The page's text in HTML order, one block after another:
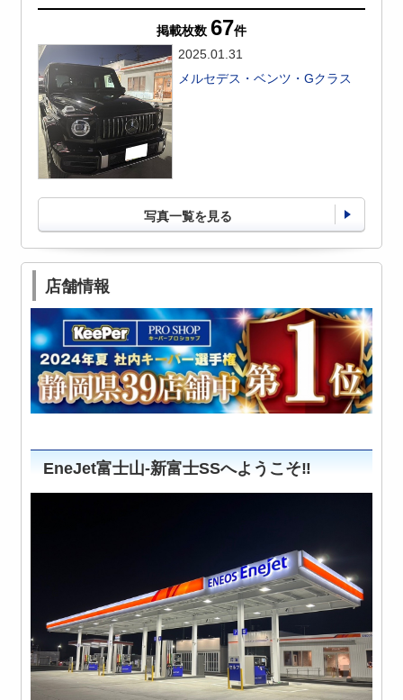
掲載枚数 67件
2025.01.31
メルセデス・ベンツ・Gクラス
写真一覧を見る
店舗情報
EneJet富士山-新富士SSへようこそ‼️